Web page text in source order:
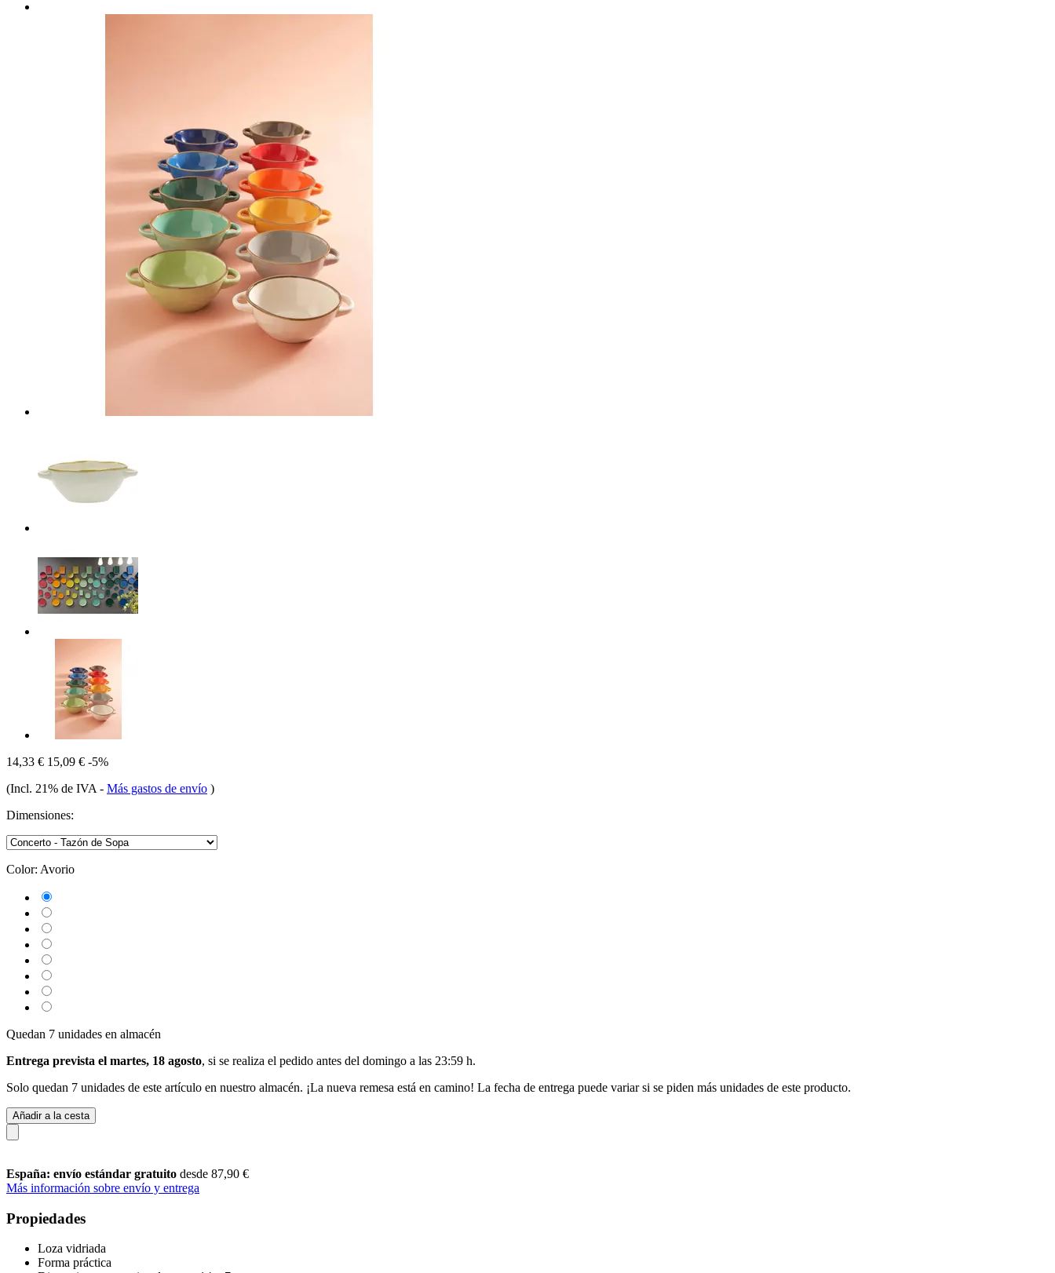
14,33 € 15,09 € -5%
(Incl. 21% de IVA - Más gastos de envío )
Dimensiones:
Color: Avorio
Quedan 7 unidades en almacén
Entrega prevista el martes, 18 agosto, si se realiza el pedido antes del domingo a las 23:59 h.
Solo quedan 7 unidades de este artículo en nuestro almacén. ¡La nueva remesa está en camino! La fecha de entrega puede variar si se piden más unidades de este producto.
Añadir a la cesta
España: envío estándar gratuito desde 87,90 €
Más información sobre envío y entrega
Propiedades
Loza vidriada
Forma práctica